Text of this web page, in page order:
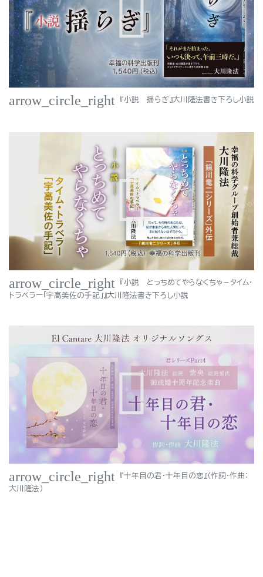
arrow_circle_right 『小説 揺らぎ』大川隆法書き下ろし小説
arrow_circle_right
『小説 とっちめてやらなくちゃ－タイム・
トラベラー「宇高美佐の手記」』大川隆法書き下ろし小説
arrow_circle_right
『十年目の君・十年目の恋』（作詞・作曲：
大川隆法）